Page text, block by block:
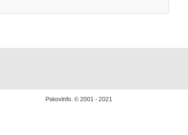
PskovInfo. © 2001 - 2021